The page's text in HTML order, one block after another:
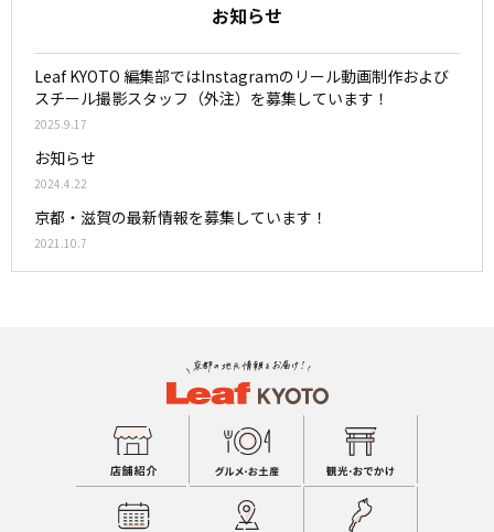
お知らせ
Leaf KYOTO 編集部ではInstagramのリール動画制作および
スチール撮影スタッフ（外注）を募集しています！
2025.9.17
お知らせ
2024.4.22
京都・滋賀の最新情報を募集しています！
2021.10.7